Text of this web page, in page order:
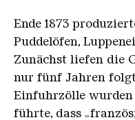
Ende 1873
Puddelöfen,
Zunächst liefen die
nur fünf Jahren
Einfuhrzölle wurden
führte, dass